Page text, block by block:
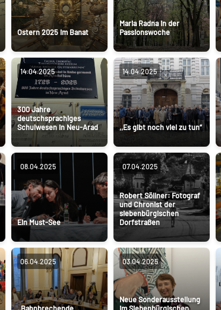
Ostern 2025 im Banat
Maria Radna in der
Passionswoche
14.04.2025
300 Jahre
deutschsprachiges
Schulwesen in Neu-Arad
14.04.2025
,,Es gibt noch viel zu tun“
08.04.2025
Ein Must-See
07.04.2025
Robert Söllner: Fotograf
und Chronist der
siebenbürgischen
Dorfstraßen
06.04.2025 03.04.2025
Neue Sonderausstellung